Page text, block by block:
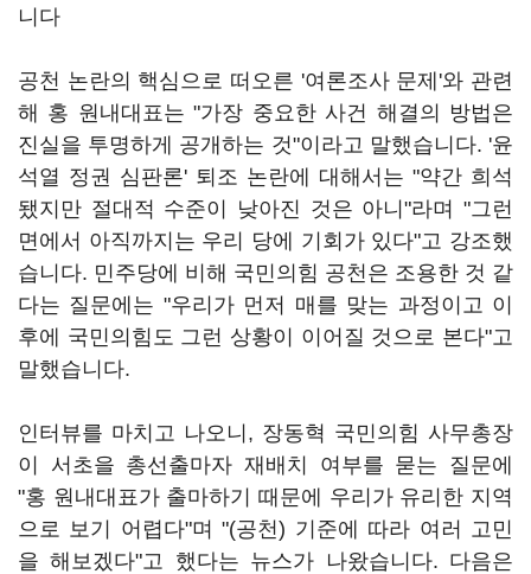
니다
공천 논란의 핵심으로 떠오른 '여론조사 문제'와 관련
해 홍 원내대표는 "가장 중요한 사건 해결의 방법은
진실을 투명하게 공개하는 것"이라고 말했습니다. '윤
석열 정권 심판론' 퇴조 논란에 대해서는 "약간 희석
됐지만 절대적 수준이 낮아진 것은 아니"라며 "그런
면에서 아직까지는 우리 당에 기회가 있다"고 강조했
습니다. 민주당에 비해 국민의힘 공천은 조용한 것 같
다는 질문에는 "우리가 먼저 매를 맞는 과정이고 이
후에 국민의힘도 그런 상황이 이어질 것으로 본다"고
말했습니다.
인터뷰를 마치고 나오니, 장동혁 국민의힘 사무총장
이 서초을 총선출마자 재배치 여부를 묻는 질문에
"홍 원내대표가 출마하기 때문에 우리가 유리한 지역
으로 보기 어렵다"며 "(공천) 기준에 따라 여러 고민
을 해보겠다"고 했다는 뉴스가 나왔습니다. 다음은